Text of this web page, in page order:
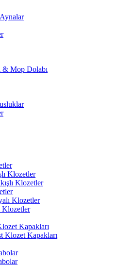
& Mop Dolabı
Klozetler
Klozetler
Klozetler
Klozetler
Kapakları
Klozet Kapakları